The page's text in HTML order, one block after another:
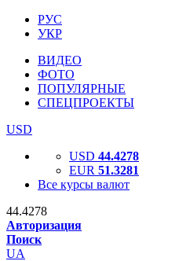
РУС
УКР
ВИДЕО
ФОТО
ПОПУЛЯРНЫЕ
СПЕЦПРОЕКТЫ
USD
USD 44.4278
EUR 51.3281
Все курсы валют
44.4278
Авторизация
Поиск
UA